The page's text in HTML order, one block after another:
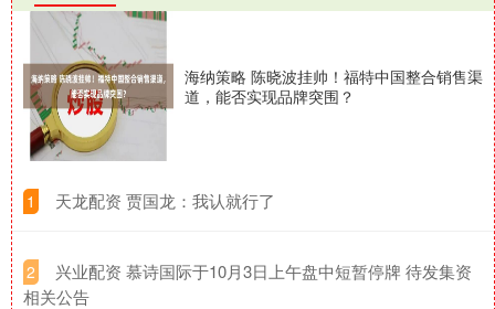
海纳策略 陈晓波挂帅！福特中国整合销售渠
道，能否实现品牌突围？
1 ​天龙配资 贾国龙：我认就行了
2
​兴业配资 慕诗国际于10月3日上午盘中短暂停牌 待发集资
相关公告